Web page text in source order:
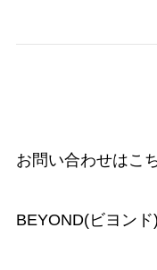
お問い合わせはこ
BEYOND(ビヨン